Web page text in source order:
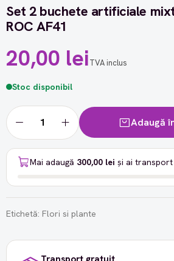
Set 2 buchete artificiale
ROC AF41
20,00 leiTVA inclus
Stoc disponibil
Adaugă
Mai adaugă 300,00 lei și ai
Etichetă: Flori si plante